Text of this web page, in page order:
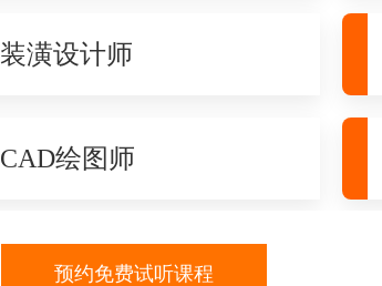
装潢设计师
CAD绘图师
预约免费试听课程